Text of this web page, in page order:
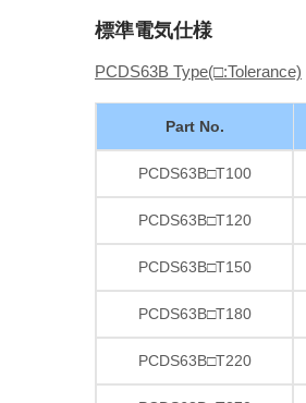
標準電気仕様
PCDS63B Type(□:Tolerance)
Part No.
PCDS63B□T100
PCDS63B□T120
PCDS63B□T150
PCDS63B□T180
PCDS63B□T220